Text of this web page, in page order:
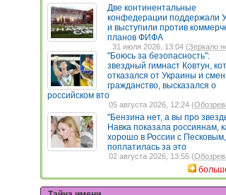
Две континентальные
конфедерации поддержали
и выступили против
планов ФИФА
31 июля 2026, 13:04 (Зеркало
"Боюсь за безопасность":
звездный гимнаст Ковтун,
отказался от Украины и
гражданство, высказался о
российском вто
05 августа 2026, 12:24 (
"Бензина нет, а вы про
Навка показала россиянам,
хорошо в России с
поплатилась за это
02 августа 2026, 13:55 (